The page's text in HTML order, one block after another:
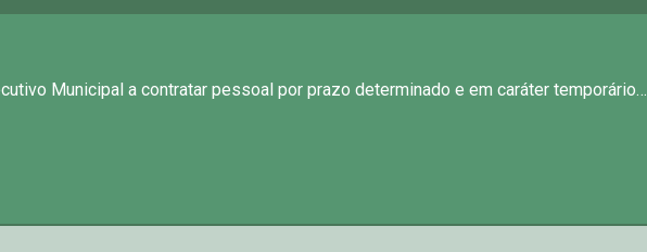
Municipal a contratar pessoal por prazo determinado e em caráter temporário…